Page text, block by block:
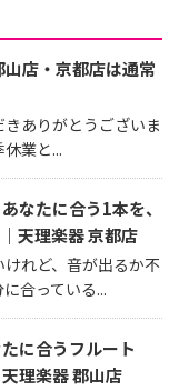
店・京都店は通常
ありがとうございま
業と...
なたに合う1本を、
天理楽器 京都店
けれど、音が出るか不
合っている...
に合うフルート
理楽器 郡山店